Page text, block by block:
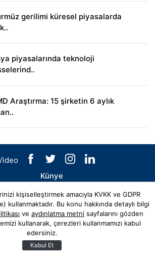
gerilimi küresel piyasalarda
piyasalarında teknoloji
Araştırma: 15 şirketin 6 aylık
Künye
2026 elbistanda Tüm Hakları Saklıdır.
Hibya Haber Ajansı
kişiselleştirmek amacıyla KVKK ve GDPR
kullanmaktadır. Bu konu hakkında detaylı bilgi
ve aydınlatma metni sayfalarını gözden
kullanarak, çerezleri kullanmamızı kabul
edersiniz.
Kabul Et